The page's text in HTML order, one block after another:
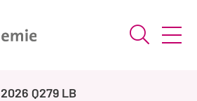
Suche
2026 Q279 LB